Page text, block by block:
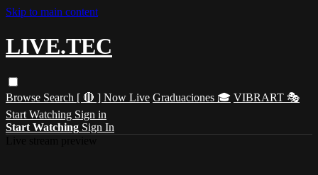
Skip to main content
LIVE.TEC
Browse Search [ 🔴 ] Now Live Graduaciones 🎓 VIBRART 🎭
Start Watching Sign in
Start Watching Sign In